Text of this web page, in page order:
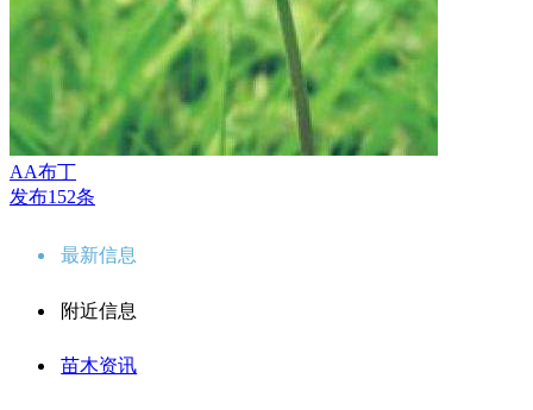
AA布丁
发布152条
最新信息
附近信息
苗木资讯